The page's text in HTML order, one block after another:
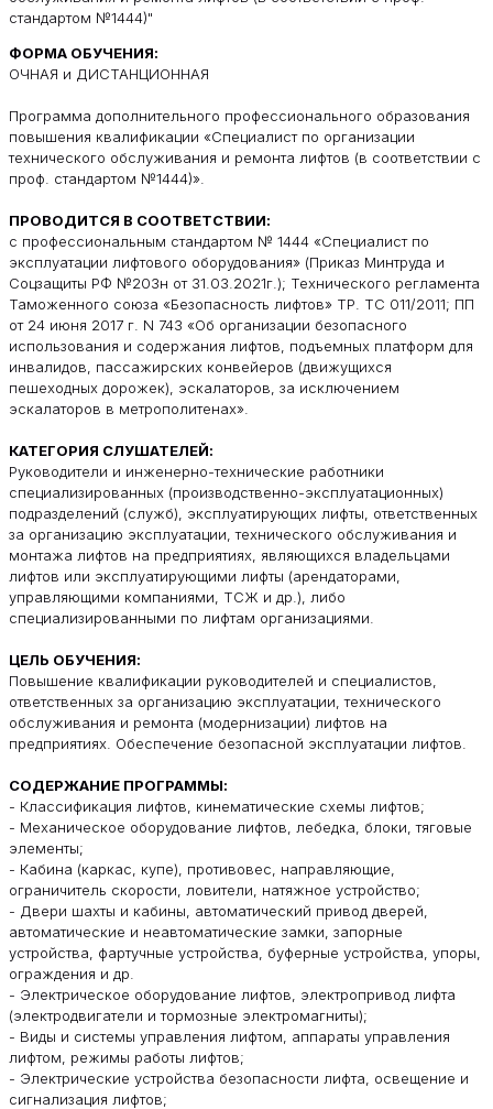
стандартом №1444)"
ФОРМА ОБУЧЕНИЯ:
ОЧНАЯ и ДИСТАНЦИОННАЯ
Программа дополнительного профессионального образования
повышения квалификации «Специалист по организации
технического обслуживания и ремонта лифтов (в соответствии с
проф. стандартом №1444)».
ПРОВОДИТСЯ В СООТВЕТСТВИИ:
с профессиональным стандартом № 1444 «Специалист по
эксплуатации лифтового оборудования» (Приказ Минтруда и
Соцзащиты РФ №203н от 31.03.2021г.); Технического регламента
Таможенного союза «Безопасность лифтов» ТР. ТС 011/2011; ПП
от 24 июня 2017 г. N 743 «Об организации безопасного
использования и содержания лифтов, подъемных платформ для
инвалидов, пассажирских конвейеров (движущихся
пешеходных дорожек), эскалаторов, за исключением
эскалаторов в метрополитенах».
КАТЕГОРИЯ СЛУШАТЕЛЕЙ:
Руководители и инженерно-технические работники
специализированных (производственно-эксплуатационных)
подразделений (служб), эксплуатирующих лифты, ответственных
за организацию эксплуатации, технического обслуживания и
монтажа лифтов на предприятиях, являющихся владельцами
лифтов или эксплуатирующими лифты (арендаторами,
управляющими компаниями, ТСЖ и др.), либо
специализированными по лифтам организациями.
ЦЕЛЬ ОБУЧЕНИЯ:
Повышение квалификации руководителей и специалистов,
ответственных за организацию эксплуатации, технического
обслуживания и ремонта (модернизации) лифтов на
предприятиях. Обеспечение безопасной эксплуатации лифтов.
СОДЕРЖАНИЕ ПРОГРАММЫ:
- Классификация лифтов, кинематические схемы лифтов;
- Механическое оборудование лифтов, лебедка, блоки, тяговые
элементы;
- Кабина (каркас, купе), противовес, направляющие,
ограничитель скорости, ловители, натяжное устройство;
- Двери шахты и кабины, автоматический привод дверей,
автоматические и неавтоматические замки, запорные
устройства, фартучные устройства, буферные устройства, упоры,
ограждения и др.
- Электрическое оборудование лифтов, электропривод лифта
(электродвигатели и тормозные электромагниты);
- Виды и системы управления лифтом, аппараты управления
лифтом, режимы работы лифтов;
- Электрические устройства безопасности лифта, освещение и
сигнализация лифтов;